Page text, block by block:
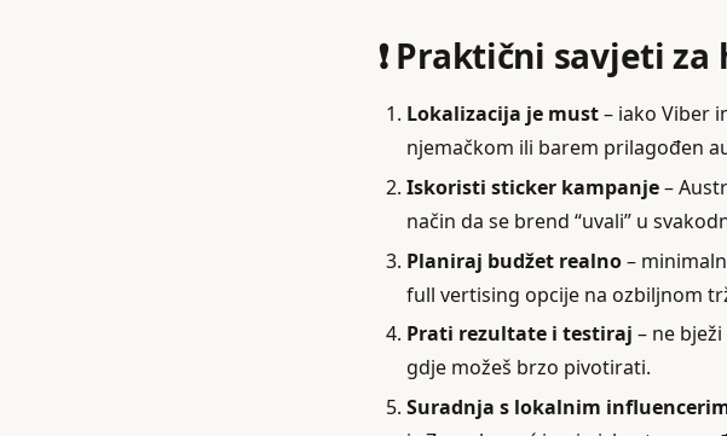
❗ Praktični savjeti
Lokalizacija je must– iako Viber
njemačkom ili barem prilagođen
Iskoristi sticker kampanje–
način da se brend “uvali” u
Planiraj budžet realno–
full vertising opcije na ozbiljnom
Prati rezultate i testiraj – ne
gdje možeš brzo pivotirati.
Suradnja s lokalnim